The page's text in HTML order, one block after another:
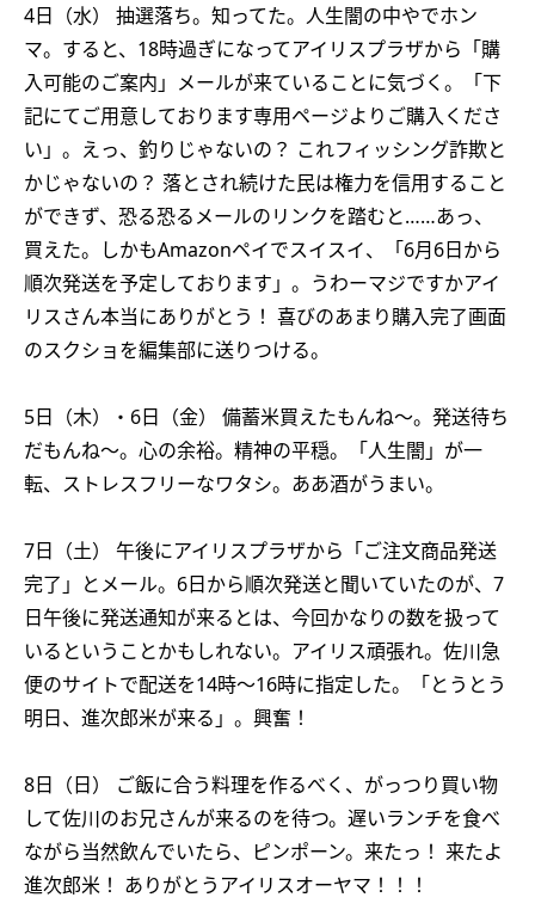
4日（水） 抽選落ち。知ってた。人生闇の中やでホン
マ。すると、18時過ぎになってアイリスプラザから「購
入可能のご案内」メールが来ていることに気づく。「下
記にてご用意しております専用ページよりご購入くださ
い」。えっ、釣りじゃないの？ これフィッシング詐欺と
かじゃないの？ 落とされ続けた民は権力を信用すること
ができず、恐る恐るメールのリンクを踏むと……あっ、
買えた。しかもAmazonペイでスイスイ、「6月6日から
順次発送を予定しております」。うわーマジですかアイ
リスさん本当にありがとう！ 喜びのあまり購入完了画面
のスクショを編集部に送りつける。
5日（木）・6日（金） 備蓄米買えたもんね〜。発送待ち
だもんね〜。心の余裕。精神の平穏。「人生闇」が一
転、ストレスフリーなワタシ。ああ酒がうまい。
7日（土） 午後にアイリスプラザから「ご注文商品発送
完了」とメール。6日から順次発送と聞いていたのが、7
日午後に発送通知が来るとは、今回かなりの数を扱って
いるということかもしれない。アイリス頑張れ。佐川急
便のサイトで配送を14時〜16時に指定した。「とうとう
明日、進次郎米が来る」。興奮！
8日（日） ご飯に合う料理を作るべく、がっつり買い物
して佐川のお兄さんが来るのを待つ。遅いランチを食べ
ながら当然飲んでいたら、ピンポーン。来たっ！ 来たよ
進次郎米！ ありがとうアイリスオーヤマ！！！